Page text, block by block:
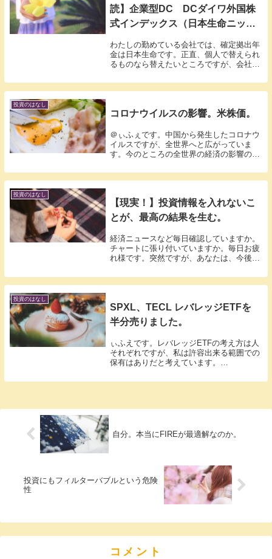
読】企業型DC DCダイワ外国株
式インデックス（日本生命ニッセ
わたしの勤めている会社では、確定拠出年
金は日本生命です。正直、個人で替えられ
るものなら替えたいところですが、会社が
でも私が１００％の拠出にしているDCダ
イワ外国株式インデックスを調べました。
投資のはなし
コロナウイルスの影響。米株価。
＠ぃふぇです。中国から発生したコロナウ
イルスですが、全世界へと広がっていま
す。今のところの全世界の経済の影響の状
への影響はあると思います。SARSのとき
も下落はあったので、数週間様子見にて
投資のはなし
【現実！】投資情報を入れないこ
とが、最高の結果を生む。
経済ニュースなど毎日確認していますか。
チャートに張り付いていますか。毎日お疲
れ様です。突然ですが、あなたは、今後新
ると思いますか？とても感染力が強く一人
で何十人も感染してしまう強い変異種で
投資のはなし
SPXL、TECL レバレッジETFを
半分売りました。
ぃふえです。レバレッジETFの考え方は人
それぞれですが、私は許容出来る範囲での
保有はありだと考えています。
半分売りました。また、倍まで上がれば半
自分。本当にFIREが最適解なのか。
投資にもフィルターバブルという危険
性
コメント